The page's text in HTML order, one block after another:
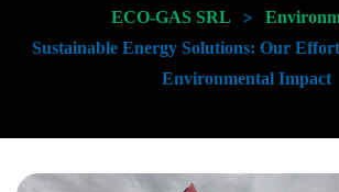
ECO-GAS SRL >
Sustainable Energy Solutions: Our
Environmental Impact